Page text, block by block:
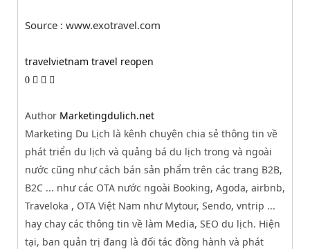
Source : www.exotravel.com
travelvietnam travel reopen
0
Author Marketingdulich.net
Marketing Du Lịch là kênh chuyên chia sẻ thông tin về
phát triển du lịch và quảng bá du lịch trong và ngoài
nước cũng như cách bán sản phẩm trên các trang B2B,
B2C ... như các OTA nước ngoài Booking, Agoda, airbnb,
Traveloka , OTA Việt Nam như Mytour, Sendo, vntrip ...
hay chay các thông tin về làm Media, SEO du lịch. Hiện
tại, ban quản trị đang là đối tác đồng hành và phát